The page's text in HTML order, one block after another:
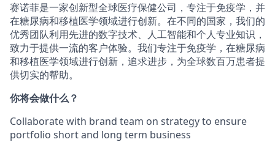
赛诺菲是一家创新型全球医疗保健公司，专注于免疫学，并
在糖尿病和移植医学领域进行创新。在不同的国家，我们的
优秀团队利用先进的数字技术、人工智能和个人专业知识，
致力于提供一流的客户体验。我们专注于免疫学，在糖尿病
和移植医学领域进行创新，追求进步，为全球数百万患者提
供切实的帮助。
你将会做什么？
Collaborate with brand team on strategy to ensure
portfolio short and long term business